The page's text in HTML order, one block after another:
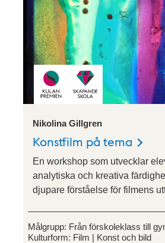
Nikolina Gillgren
Konstfilm på tema
En workshop som utvecklar
analytiska och kreativa
djupare förståelse för filmens
Målgrupp: Från förskoleklass till
Kulturform: Film Konst och bild